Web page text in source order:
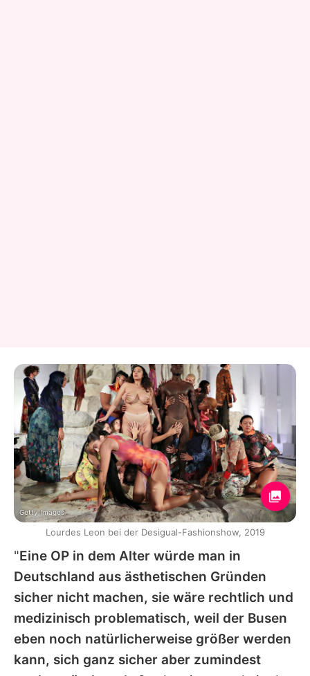
"Eine OP in dem Alter würde man in
Deutschland aus ästhetischen Gründen
sicher nicht machen, sie wäre rechtlich und
medizinisch problematisch, weil der Busen
eben noch natürlicherweise größer werden
kann, sich ganz sicher aber zumindest
Getty Images
Lourdes Leon bei der Desigual-Fashionshow, 2019